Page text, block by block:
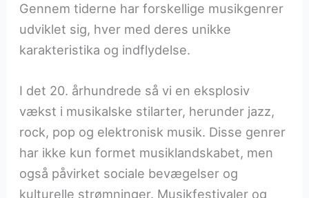
Gennem tiderne har forskellige musikgenrer
udviklet sig, hver med deres unikke
karakteristika og indflydelse.
I det 20. århundrede så vi en eksplosiv
vækst i musikalske stilarter, herunder jazz,
rock, pop og elektronisk musik. Disse genrer
har ikke kun formet musiklandskabet, men
også påvirket sociale bevægelser og
kulturelle strømninger. Musikfestivaler og